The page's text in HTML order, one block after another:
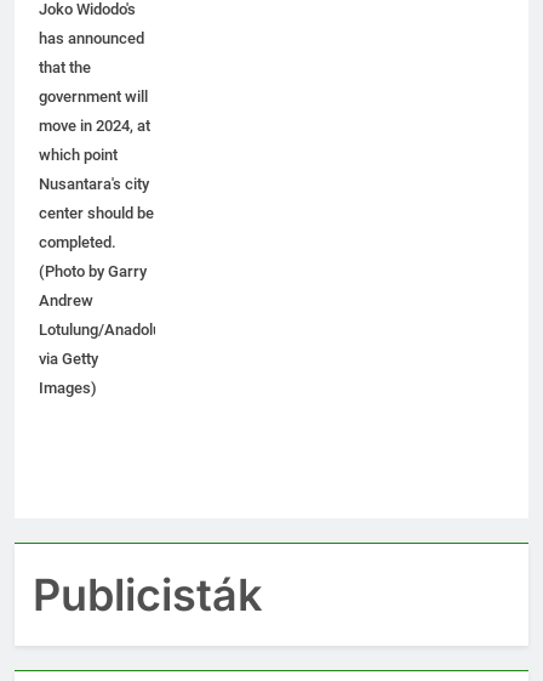
Joko Widodo's
has announced
that the
government will
move in 2024, at
which point
Nusantara's city
center should be
completed.
(Photo by Garry
Andrew
Lotulung/Anadolu
via Getty
Images)
Publicisták